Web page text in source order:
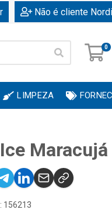
Não é cliente
0
LIMPEZA
156213